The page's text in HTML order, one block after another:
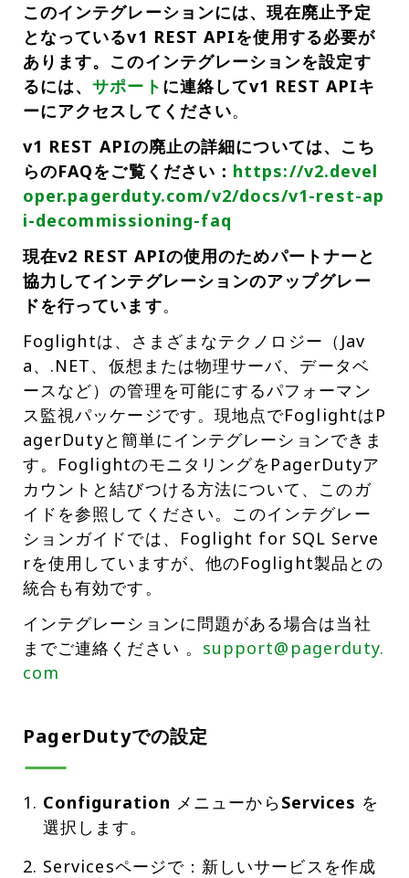
このインテグレーションには、現在廃止予定
となっているv1 REST APIを使用する必要が
あります。このインテグレーションを設定す
るには、サポート に連絡してv1 REST APIキ
ーにアクセスしてください。
v1 REST APIの廃止の詳細については、こち
らのFAQをご覧ください： https://v2.devel
oper.pagerduty.com/v2/docs/v1-rest-ap
i-decommissioning-faq
現在v2 REST APIの使用のためパートナーと
協力してインテグレーションのアップグレー
ドを行っています。
Foglightは、さまざまなテクノロジー（Jav
a、.NET、仮想または物理サーバ、データベ
ースなど）の管理を可能にするパフォーマン
ス監視パッケージです。現地点でFoglightはP
agerDutyと簡単にインテグレーションできま
す。FoglightのモニタリングをPagerDutyア
カウントと結びつける方法について、このガ
イドを参照してください。このインテグレー
ションガイドでは、Foglight for SQL Serve
rを使用していますが、他のFoglight製品との
統合も有効です。
インテグレーションに問題がある場合は当社
までご連絡ください 。 support@pagerduty.
com
PagerDutyでの設定
Configuration メニューからServices を
選択します。
Servicesページで：新しいサービスを作成